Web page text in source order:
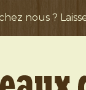
nous ?